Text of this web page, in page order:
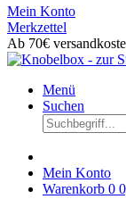
Mein Konto
Merkzettel
Ab 70€
Menü
Suchen
Mein Konto
Warenkorb 0